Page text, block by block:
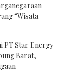
“Wisata
PT Star Energy
Barat,